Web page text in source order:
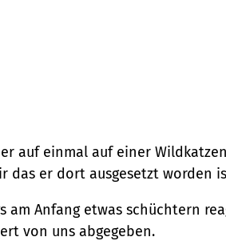
auf einmal auf einer
das er dort ausgesetzt worden
am Anfang etwas schüchtern
von uns abgegeben.